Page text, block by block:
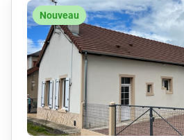
Nouveau